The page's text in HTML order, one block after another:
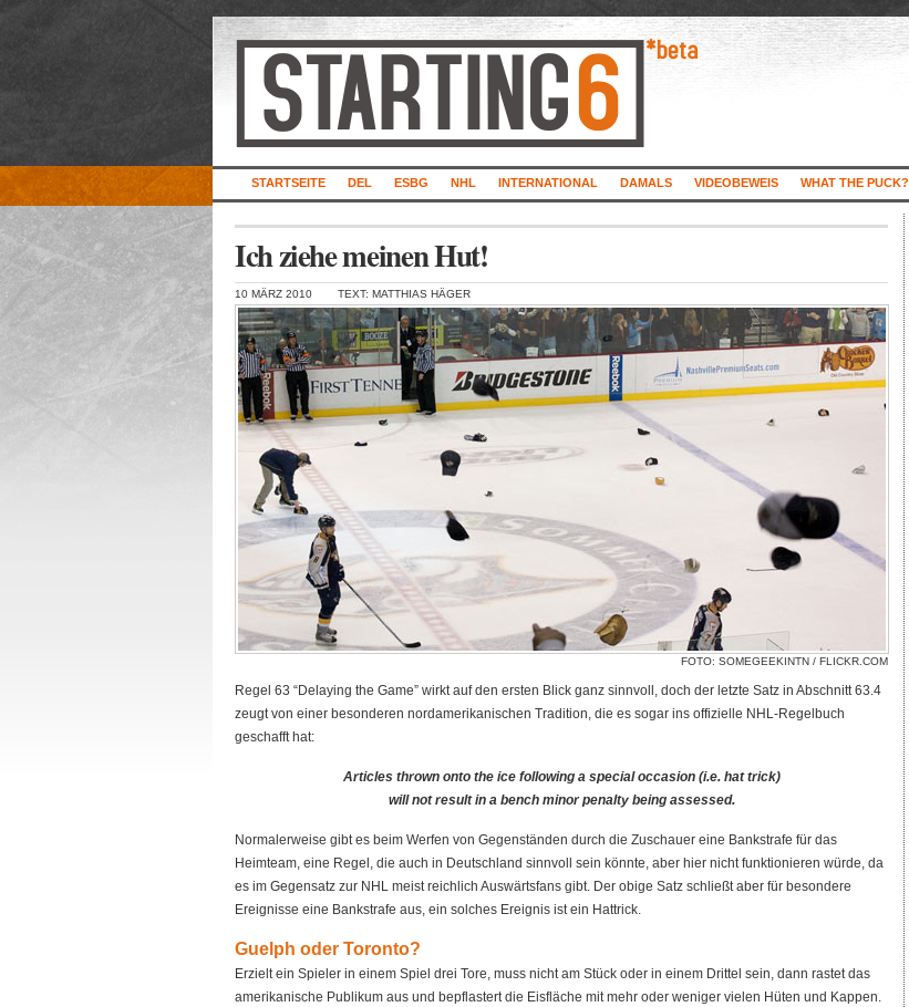
STARTSEITE DEL ESBG NHL INTERNATIONAL DAMALS VIDEOBEWEIS WHAT THE PUCK?
Ich ziehe meinen Hut!
10 MÄRZ 2010 TEXT: MATTHIAS HÄGER
FOTO: SOMEGEEKINTN / FLICKR.COM
Regel 63 “Delaying the Game” wirkt auf den ersten Blick ganz sinnvoll, doch der letzte Satz in Abschnitt 63.4
zeugt von einer besonderen nordamerikanischen Tradition, die es sogar ins offizielle NHL-Regelbuch
geschafft hat:
Articles thrown onto the ice following a special occasion (i.e. hat trick)
will not result in a bench minor penalty being assessed.
Normalerweise gibt es beim Werfen von Gegenständen durch die Zuschauer eine Bankstrafe für das
Heimteam, eine Regel, die auch in Deutschland sinnvoll sein könnte, aber hier nicht funktionieren würde, da
es im Gegensatz zur NHL meist reichlich Auswärtsfans gibt. Der obige Satz schließt aber für besondere
Ereignisse eine Bankstrafe aus, ein solches Ereignis ist ein Hattrick.
Guelph oder Toronto?
Erzielt ein Spieler in einem Spiel drei Tore, muss nicht am Stück oder in einem Drittel sein, dann rastet das
amerikanische Publikum aus und bepflastert die Eisfläche mit mehr oder weniger vielen Hüten und Kappen.